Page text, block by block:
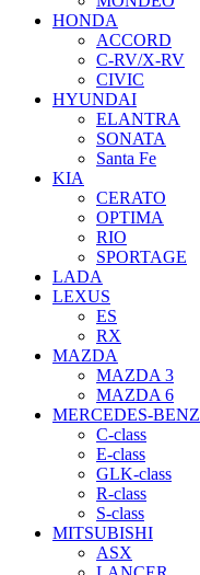
HONDA
ACCORD
C-RV/X-RV
CIVIC
HYUNDAI
ELANTRA
SONATA
Santa Fe
KIA
CERATO
OPTIMA
RIO
SPORTAGE
LADA
LEXUS
ES
RX
MAZDA
MAZDA 3
MAZDA 6
MERCEDES-BENZ
C-class
E-class
GLK-class
R-class
S-class
MITSUBISHI
ASX